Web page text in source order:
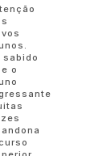
sabido
o